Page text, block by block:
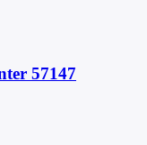
57147